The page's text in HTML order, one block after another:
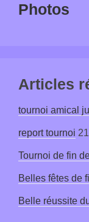
Photos
Articles
tournoi amical
report tournoi
Tournoi de fin
Belles fêtes de
Belle réussite